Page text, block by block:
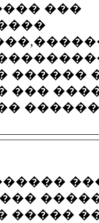
���
������
���
�����